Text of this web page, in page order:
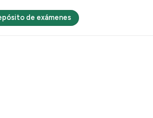
de exámenes